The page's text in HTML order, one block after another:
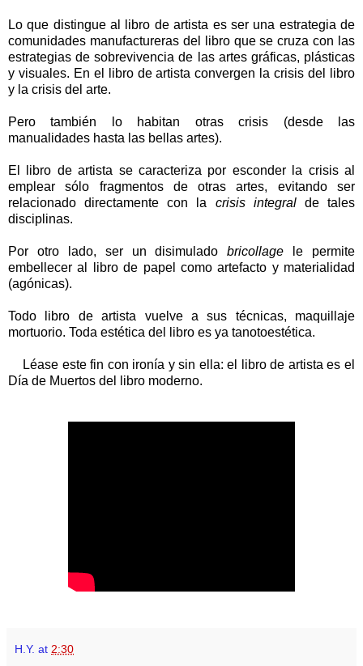
Lo que distingue al libro de artista es ser una estrategia de
comunidades manufactureras del libro que se cruza con las
estrategias de sobrevivencia de las artes gráficas, plásticas
y visuales. En el libro de artista convergen la crisis del libro
y la crisis del arte.
Pero también lo habitan otras crisis (desde las
manualidades hasta las bellas artes).
El libro de artista se caracteriza por esconder la crisis al
emplear sólo fragmentos de otras artes, evitando ser
relacionado directamente con la crisis integralde tales
disciplinas.
Por otro lado, ser un disimuladobricollage
le permite
embellecer al libro de papel como artefacto y materialidad
(agónicas).
Todo libro de artista vuelve a sus técnicas, maquillaje
mortuorio. Toda estética del libro es ya tanotoestética.
Léase este fin con ironía y sin ella: el libro de artista es el
Día de Muertos del libro moderno.
H.Y. at 2:30